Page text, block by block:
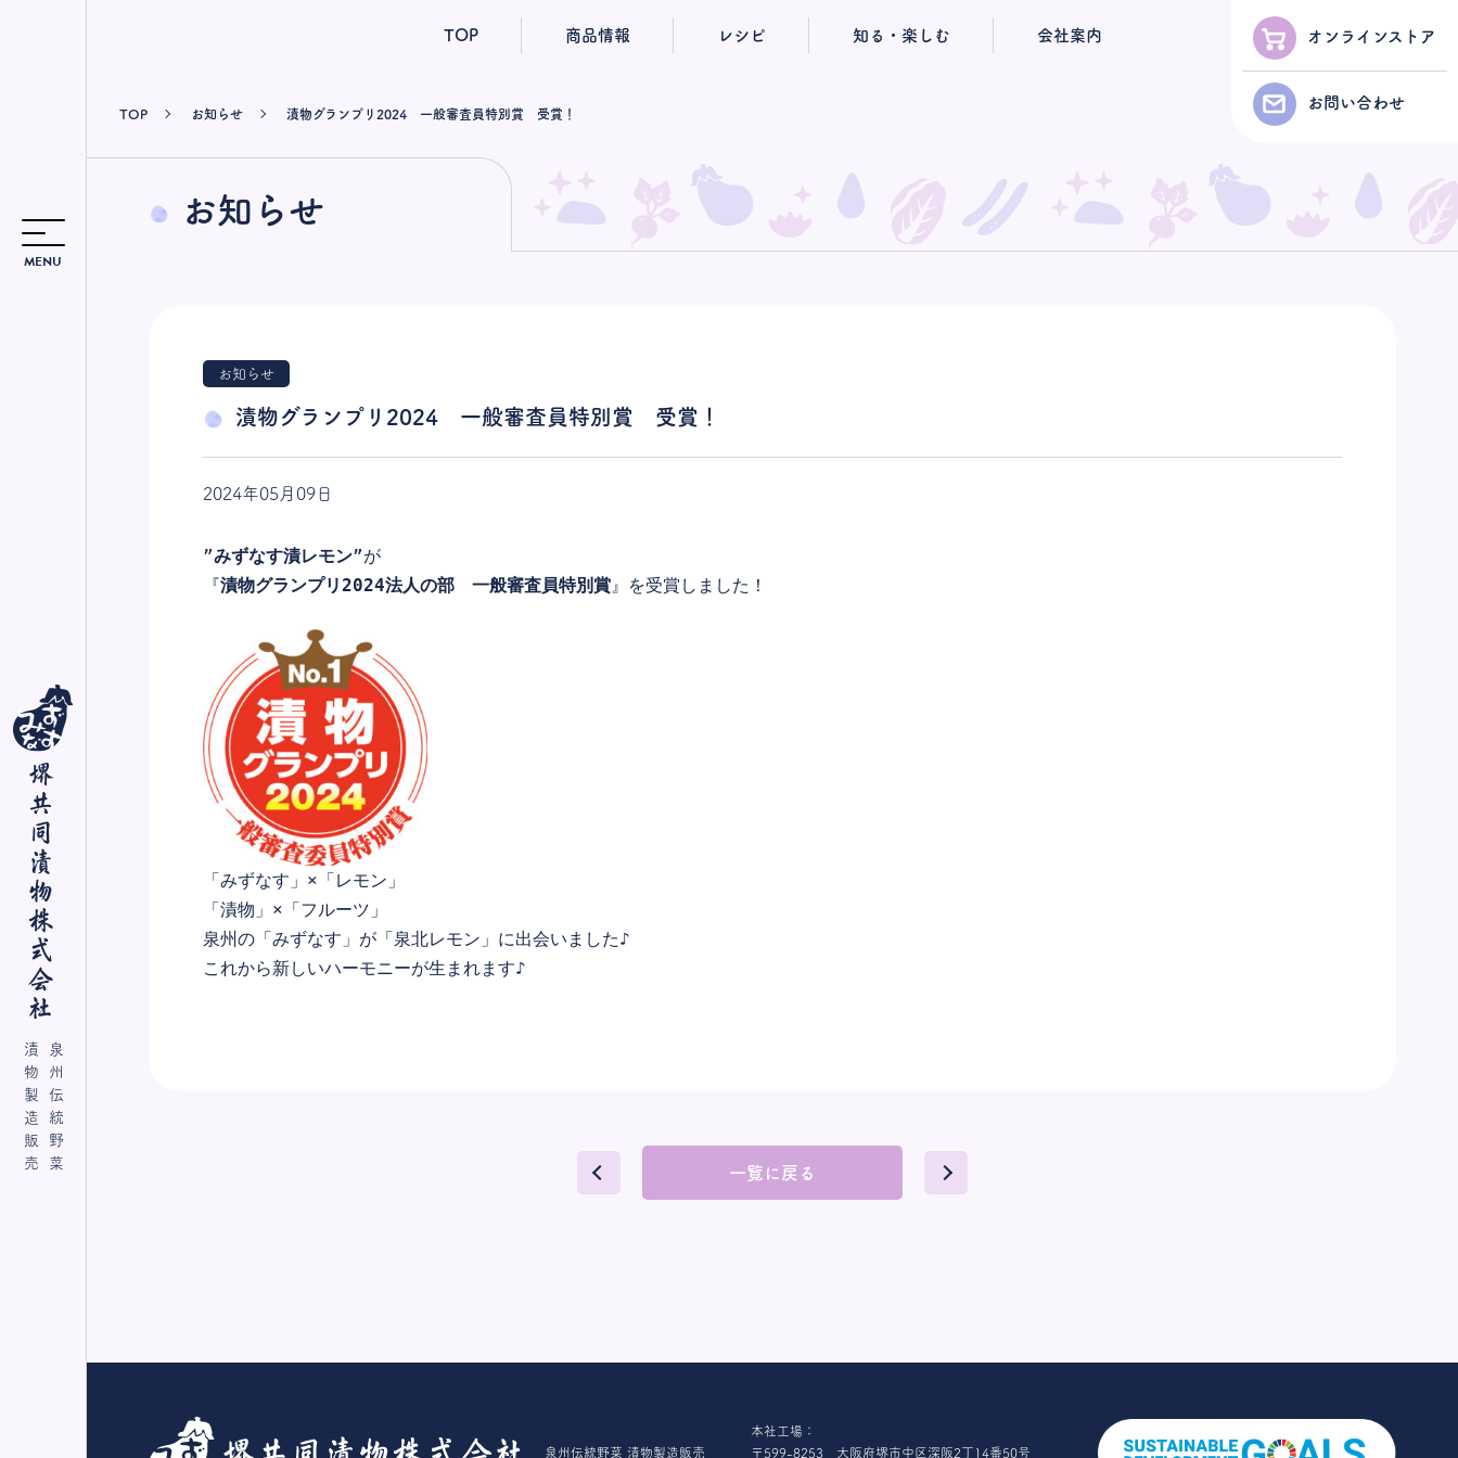
MENU
オンラインストア
泉州伝統野菜
漬物製造販売
TOP 商品情報 レシピ 知る・楽しむ 会社案内 オンラインストア
お問い合わせ
TOP お知らせ 漬物グランプリ2024 一般審査員特別賞 受賞！
お知らせ
お知らせ
漬物グランプリ2024 一般審査員特別賞 受賞！
2024年05月09日
”みずなす漬レモン”が
『漬物グランプリ2024法人の部　一般審査員特別賞』を受賞しました！
「みずなす」×「レモン」
「漬物」×「フルーツ」
泉州の「みずなす」が「泉北レモン」に出会いました♪
これから新しいハーモニーが生まれます♪
一覧に戻る
泉州伝統野菜 漬物製造販売
本社工場：
〒599-8253 大阪府堺市中区深阪2丁14番50号